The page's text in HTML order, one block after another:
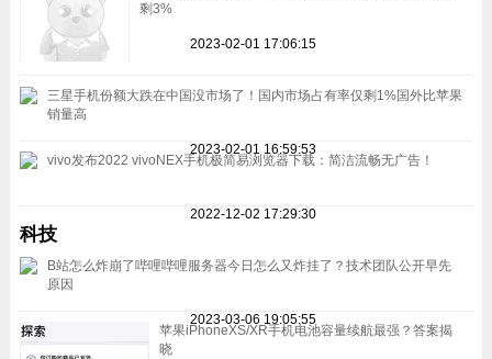
剩3%
2023-02-01 17:06:15
三星手机份额大跌在中国没市场了！国内市场占有率仅剩1%国外比苹果
销量高
2023-02-01 16:59:53
vivo发布2022 vivoNEX手机极简易浏览器下载：简洁流畅无广告！
2022-12-02 17:29:30
科技
B站怎么炸崩了哔哩哔哩服务器今日怎么又炸挂了？技术团队公开早先
原因
2023-03-06 19:05:55
苹果iPhoneXS/XR手机电池容量续航最强？答案揭
晓